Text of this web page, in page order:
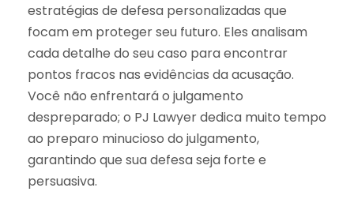
estratégias de defesa personalizadas que
focam em proteger seu futuro. Eles analisam
cada detalhe do seu caso para encontrar
pontos fracos nas evidências da acusação.
Você não enfrentará o julgamento
despreparado; o PJ Lawyer dedica muito tempo
ao preparo minucioso do julgamento,
garantindo que sua defesa seja forte e
persuasiva.